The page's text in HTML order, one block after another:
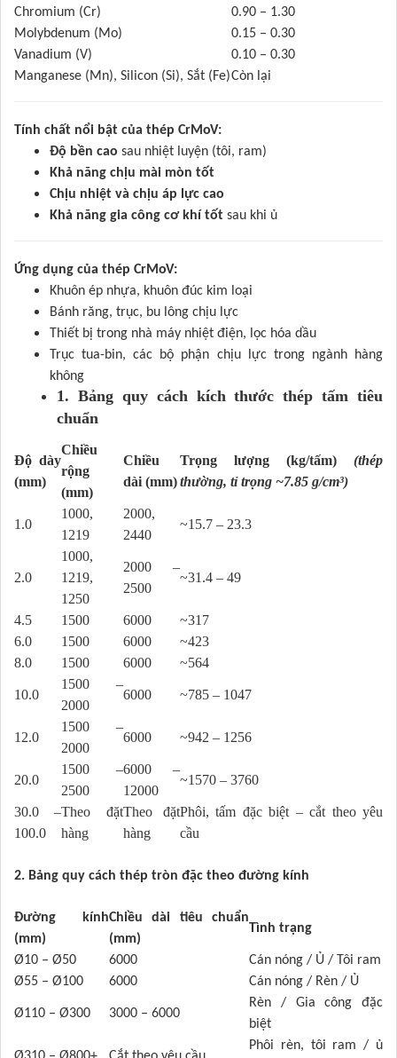
Chromium (Cr)
0.90 – 1.30
Molybdenum (Mo)
0.15 – 0.30
Vanadium (V)
0.10 – 0.30
Manganese (Mn), Silicon (Si), Sắt (Fe)Còn lại
Tính chất nổi bật của thép CrMoV:
Độ bền cao sau nhiệt luyện (tôi, ram)
Khả năng chịu mài mòn tốt
Chịu nhiệt và chịu áp lực cao
Khả năng gia công cơ khí tốt sau khi ủ
Ứng dụng của thép CrMoV:
Khuôn ép nhựa, khuôn đúc kim loại
Bánh răng, trục, bu lông chịu lực
Thiết bị trong nhà máy nhiệt điện, lọc hóa dầu
Trục tua-bin, các bộ phận chịu lực trong ngành hàng
không
1. Bảng quy cách kích thước thép tấm tiêu
chuẩn
Độ dày
(mm)
Chiều
rộng
(mm)
Chiều
dài (mm)
Trọng lượng (kg/tấm) (thép
thường, tỉ trọng ~7.85 g/cm³)
1.0
1000,
1219
2000,
2440
~15.7 – 23.3
2.0
1000,
1219,
1250
2000 –
2500
~31.4 – 49
4.5 1500 6000
~317
6.0
1500 6000
~423
8.0
1500 6000 ~564
10.0
1500 –
2000
6000 ~785 – 1047
12.0
1500 –
2000
6000 ~942 – 1256
20.0
1500 –
2500
6000 –
12000
~1570 – 3760
30.0 –
100.0
Theo đặt
hàng
Theo đặt
hàng
Phôi, tấm đặc biệt – cắt theo yêu
cầu
2. Bảng quy cách thép tròn đặc theo đường kính
Đường kính
(mm)
Chiều dài tiêu chuẩn
(mm)
Tình trạng
Ø10 – Ø50 6000
Cán nóng / Ủ / Tôi ram
Ø55 – Ø100
6000 Cán nóng / Rèn / Ủ
Ø110 – Ø300 3000 – 6000
Rèn / Gia công đặc
biệt
Phôi rèn, tôi ram / ủ